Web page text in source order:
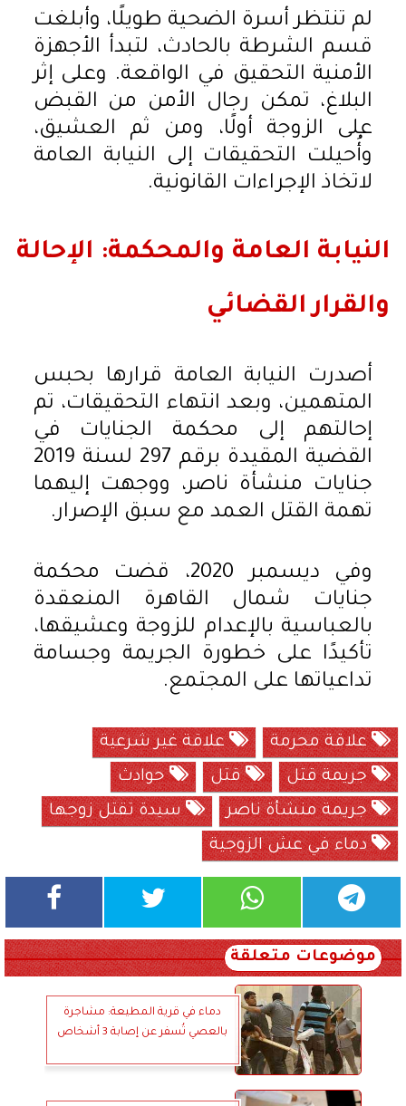
لم تنتظر أسرة الضحية طويلًا، وأبلغت
قسم الشرطة بالحادث، لتبدأ الأجهزة
الأمنية التحقيق في الواقعة. وعلى إثر
البلاغ، تمكن رجال الأمن من القبض
على الزوجة أولًا، ومن ثم العشيق،
وأُحيلت التحقيقات إلى النيابة العامة
لاتخاذ الإجراءات القانونية.
النيابة العامة والمحكمة: الإحالة
والقرار القضائي
أصدرت النيابة العامة قرارها بحبس
المتهمين، وبعد انتهاء التحقيقات، تم
إحالتهم إلى محكمة الجنايات في
القضية المقيدة برقم 297 لسنة 2019
جنايات منشأة ناصر، ووجهت إليهما
تهمة القتل العمد مع سبق الإصرار.
وفي ديسمبر 2020، قضت محكمة
جنايات شمال القاهرة المنعقدة
بالعباسية بالإعدام للزوجة وعشيقها،
تأكيدًا على خطورة الجريمة وجسامة
تداعياتها على المجتمع.
علاقة محرمة
علاقة غير شرعية
جريمة قتل
قتل
حوادث
جريمة منشأة ناصر
سيدة تقتل زوجها
دماء في عش الزوجية
موضوعات متعلقة
دماء في قرية المطيعة: مشاجرة
بالعصي تُسفر عن إصابة 3 أشخاص